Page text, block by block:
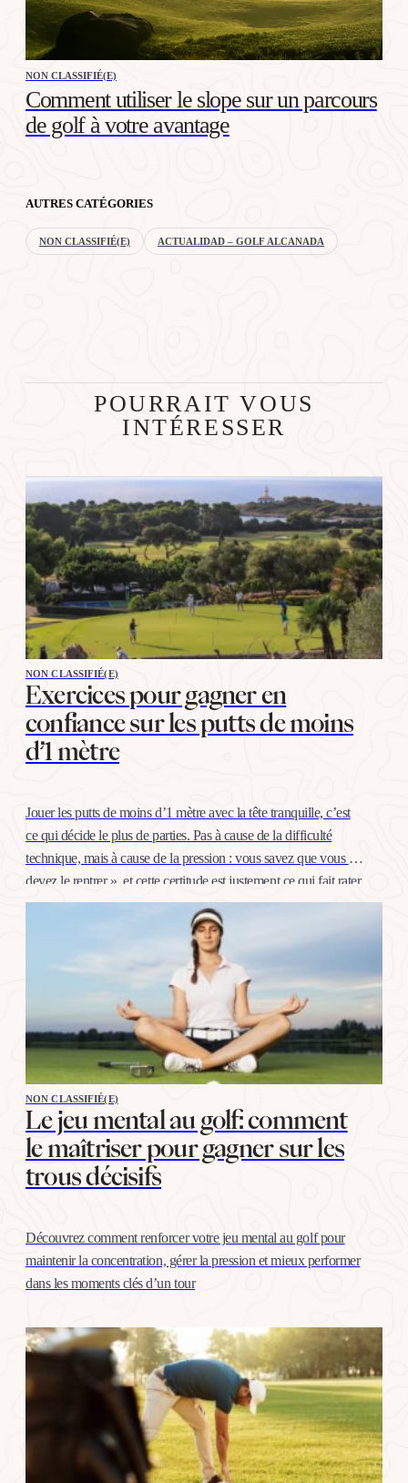
NON CLASSIFIÉ(E)
Comment utiliser le slope sur un parcours
de golf à votre avantage
AUTRES CATÉGORIES
NON CLASSIFIÉ(E) ACTUALIDAD – GOLF ALCANADA
POURRAIT VOUS
INTÉRESSER
NON CLASSIFIÉ(E)
Exercices pour gagner en
confiance sur les putts de moins
d’1 mètre
Jouer les putts de moins d’1 mètre avec la tête tranquille, c’est
ce qui décide le plus de parties. Pas à cause de la difficulté
technique, mais à cause de la pression : vous savez que vous «
devez le rentrer », et cette certitude est justement ce qui fait rater.
La bonne nouvelle, c’est…
NON CLASSIFIÉ(E)
Le jeu mental au golf: comment
le maîtriser pour gagner sur les
trous décisifs
Découvrez comment renforcer votre jeu mental au golf pour
maintenir la concentration, gérer la pression et mieux performer
dans les moments clés d’un tour